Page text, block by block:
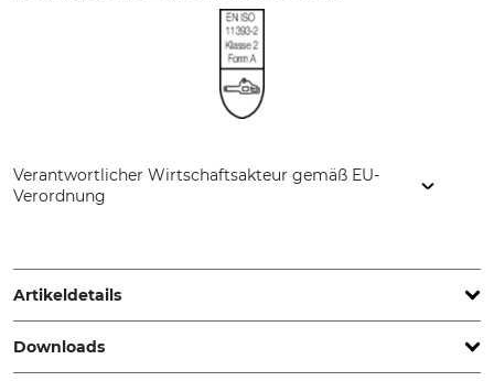
Verantwortlicher Wirtschaftsakteur gemäß EU-
Verordnung
Slovakia, www.profiforest.eu
Artikeldetails
Norm
EN ISO 11393-2
A
Downloads